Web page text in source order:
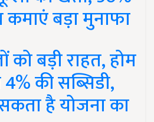
बड़ा मुनाफा
को बड़ी राहत, होम
की सब्सिडी,
है योजना का